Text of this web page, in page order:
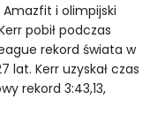
i olimpijski
pobił podczas
rekord świata w
lat. Kerr uzyskał czas
rekord 3:43,13,